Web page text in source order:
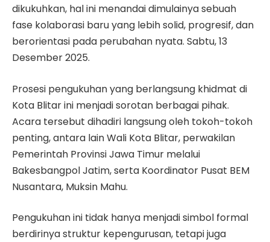
dikukuhkan, hal ini menandai dimulainya sebuah
fase kolaborasi baru yang lebih solid, progresif, dan
berorientasi pada perubahan nyata. Sabtu, 13
Desember 2025.
Prosesi pengukuhan yang berlangsung khidmat di
Kota Blitar ini menjadi sorotan berbagai pihak.
Acara tersebut dihadiri langsung oleh tokoh-tokoh
penting, antara lain Wali Kota Blitar, perwakilan
Pemerintah Provinsi Jawa Timur melalui
Bakesbangpol Jatim, serta Koordinator Pusat BEM
Nusantara, Muksin Mahu.
Pengukuhan ini tidak hanya menjadi simbol formal
berdirinya struktur kepengurusan, tetapi juga